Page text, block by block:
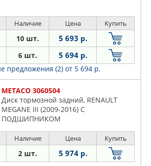
Наличие Цена Купить
10 шт. 5 693 р.
6 шт. 5 694 р.
предложения (2) от 5 694 р.
METACO 3060504
Диск тормозной задний, RENAULT
MEGANE III (2009-2016) С
ПОДШИПНИКОМ
Наличие Цена Купить
2 шт. 5 974 р.